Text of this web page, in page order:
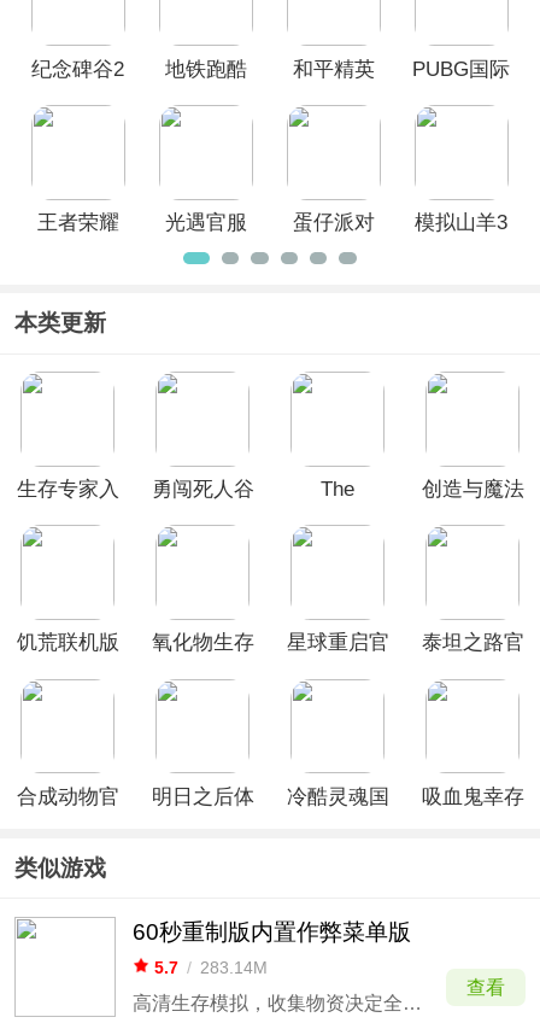
纪念碑谷2
地铁跑酷
和平精英
PUBG国际
王者荣耀
光遇官服
蛋仔派对
网易官方
模拟山羊3
本类更新
生存专家入
勇闯死人谷
The
创造与魔法
饥荒联机版
氧化物生存
星球重启官
泰坦之路官
合成动物官
明日之后体
冷酷灵魂国
吸血鬼幸存
类似游戏
60秒重制版内置作弊菜单版
5.7 / 283.14M
高清生存模拟，收集物资决定全家人生。
查看